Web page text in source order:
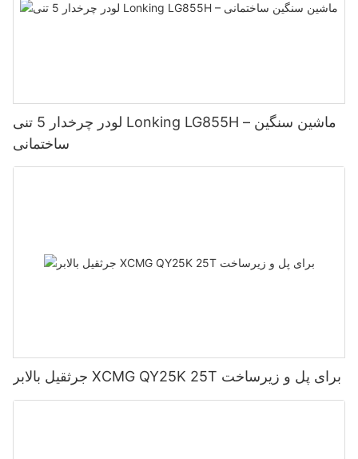
لودر چرخدار 5 تنی Lonking LG855H – ماشین سنگین
ساختمانی
جرثقیل بالابر XCMG QY25K 25T برای پل و زیرساخت